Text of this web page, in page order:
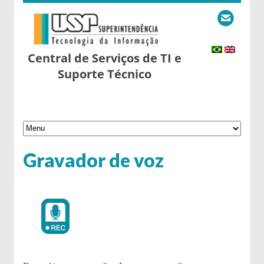
Central de Serviços de TI e
Suporte Técnico
Gravador de voz